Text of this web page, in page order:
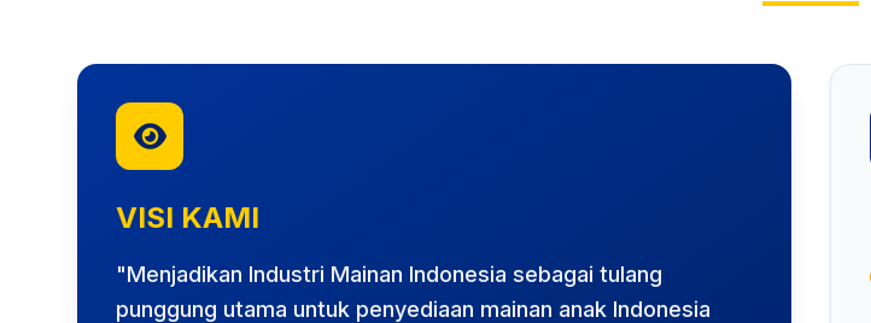
VISI KAMI
"Menjadikan Industri Mainan Indonesia sebagai tulang
punggung utama untuk penyediaan mainan anak Indonesia